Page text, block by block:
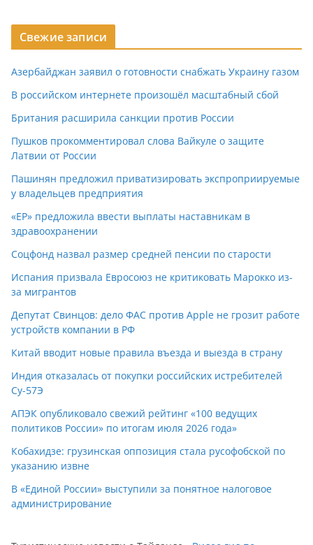
Свежие записи
Азербайджан заявил о готовности снабжать Украину газом
В российском интернете произошёл масштабный сбой
Британия расширила санкции против России
Пушков прокомментировал слова Вайкуле о защите
Латвии от России
Пашинян предложил приватизировать экспроприируемые
у владельцев предприятия
«ЕР» предложила ввести выплаты наставникам в
здравоохранении
Соцфонд назвал размер средней пенсии по старости
Испания призвала Евросоюз не критиковать Марокко из-
за мигрантов
Депутат Свинцов: дело ФАС против Apple не грозит работе
устройств компании в РФ
Китай вводит новые правила въезда и выезда в страну
Индия отказалась от покупки российских истребителей
Су-57Э
АПЭК опубликовало свежий рейтинг «100 ведущих
политиков России» по итогам июля 2026 года»
Кобахидзе: грузинская оппозиция стала русофобской по
указанию извне
В «Единой России» выступили за понятное налоговое
администрирование